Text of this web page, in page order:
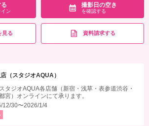
ン
撮影日の空き
を確認する
見る 資料請求する
（スタジオAQUA）
タジオAQUA各店舗（新宿・浅草・表参道渋谷・
宮）オンラインにて承ります。
12/30〜2026/1/4